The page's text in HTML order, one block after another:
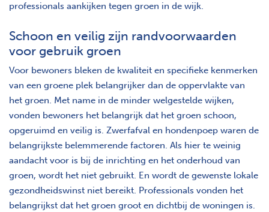
professionals aankijken tegen groen in de wijk.
Schoon en veilig zijn randvoorwaarden
voor gebruik groen
Voor bewoners bleken de kwaliteit en specifieke kenmerken
van een groene plek belangrijker dan de oppervlakte van
het groen. Met name in de minder welgestelde wijken,
vonden bewoners het belangrijk dat het groen schoon,
opgeruimd en veilig is. Zwerfafval en hondenpoep waren de
belangrijkste belemmerende factoren. Als hier te weinig
aandacht voor is bij de inrichting en het onderhoud van
groen, wordt het niet gebruikt. En wordt de gewenste lokale
gezondheidswinst niet bereikt. Professionals vonden het
belangrijkst dat het groen groot en dichtbij de woningen is.